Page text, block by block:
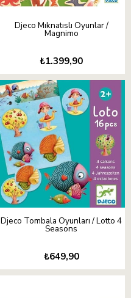
Djeco Mıknatıslı Oyunlar /
Magnimo
₺1.399,90
Djeco Tombala Oyunları / Lotto 4
Seasons
₺649,90